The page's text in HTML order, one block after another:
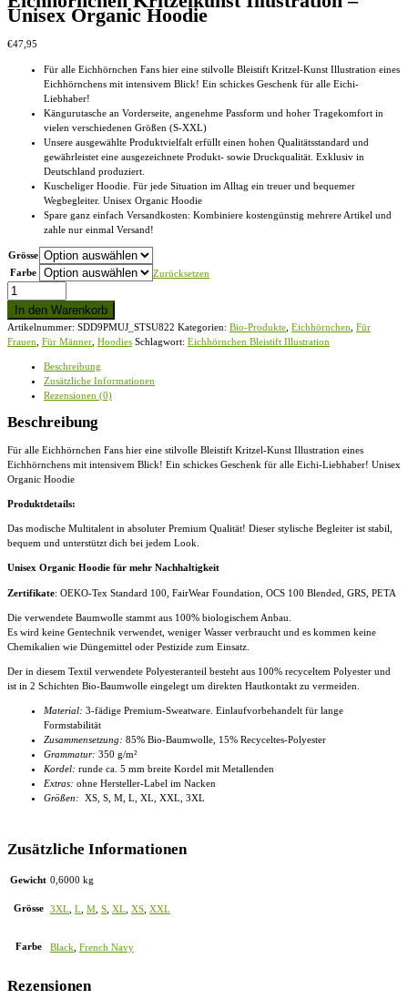
Unisex Organic Hoodie
€47,95
Für alle Eichhörnchen Fans hier eine stilvolle Bleistift Kritzel-Kunst Illustration eines
Eichhörnchens mit intensivem Blick! Ein schickes Geschenk für alle Eichi-
Liebhaber!
Kängurutasche an Vorderseite, angenehme Passform und hoher Tragekomfort in
vielen verschiedenen Größen (S-XXL)
Unsere ausgewählte Produktvielfalt erfüllt einen hohen Qualitätsstandard und
gewährleistet eine ausgezeichnete Produkt- sowie Druckqualität. Exklusiv in
Deutschland produziert.
Kuscheliger Hoodie. Für jede Situation im Alltag ein treuer und bequemer
Wegbegleiter. Unisex Organic Hoodie
Spare ganz einfach Versandkosten: Kombiniere kostengünstig mehrere Artikel und
zahle nur einmal Versand!
Grösse
Farbe
Zurücksetzen
Eichhörnchen
Kritzelkunst
Illustration
-
Unisex
In den Warenkorb
Artikelnummer: SDD9PMUJ_STSU822 Kategorien: Bio-Produkte Eichhörnchen Für
Frauen Für Männer Hoodies Schlagwort: Eichhörnchen Bleistift Illustration
Beschreibung
Zusätzliche Informationen
Rezensionen (0)
Beschreibung
Für alle Eichhörnchen Fans hier eine stilvolle Bleistift Kritzel-Kunst Illustration eines
Eichhörnchens mit intensivem Blick! Ein schickes Geschenk für alle Eichi-Liebhaber! Unisex
Organic Hoodie
Produktdetails:
Das modische Multitalent in absoluter Premium Qualität! Dieser stylische Begleiter ist stabil,
bequem und unterstützt dich bei jedem Look.
Unisex Organic Hoodie für mehr Nachhaltigkeit
Zertifikate: OEKO-Tex Standard 100, FairWear Foundation, OCS 100 Blended, GRS, PETA
Die verwendete Baumwolle stammt aus 100% biologischem Anbau.
Es wird keine Gentechnik verwendet, weniger Wasser verbraucht und es kommen keine
Chemikalien wie Düngemittel oder Pestizide zum Einsatz.
Der in diesem Textil verwendete Polyesteranteil besteht aus 100% recyceltem Polyester und
ist in 2 Schichten Bio-Baumwolle eingelegt um direkten Hautkontakt zu vermeiden.
Material: 3-fädige Premium-Sweatware. Einlaufvorbehandelt für lange
Formstabilität
Zusammensetzung: 85% Bio-Baumwolle, 15% Recyceltes-Polyester
Grammatur: 350 g/m²
Kordel: runde ca. 5 mm breite Kordel mit Metallenden
Extras: ohne Hersteller-Label im Nacken
Größen: XS, S, M, L, XL, XXL, 3XL
Zusätzliche Informationen
Gewicht 0,6000 kg
Grösse 3XL L M S XL XS XXL
Farbe Black French Navy
Rezensionen
gewählt